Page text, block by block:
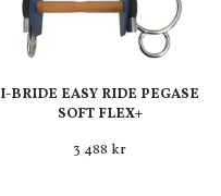
I-BRIDE EASY RIDE PEGASE
SOFT FLEX+
3 488 kr